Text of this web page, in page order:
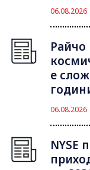
06.08.2026
Райчо
е
06.08.2026
NYSE